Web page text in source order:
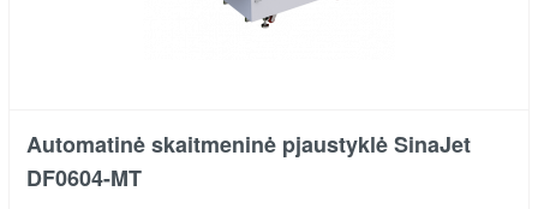
Automatinė skaitmeninė pjaustyklė SinaJet
DF0604-MT